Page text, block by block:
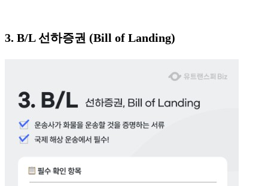
3. B/L 선하증권 (Bill of Landing)